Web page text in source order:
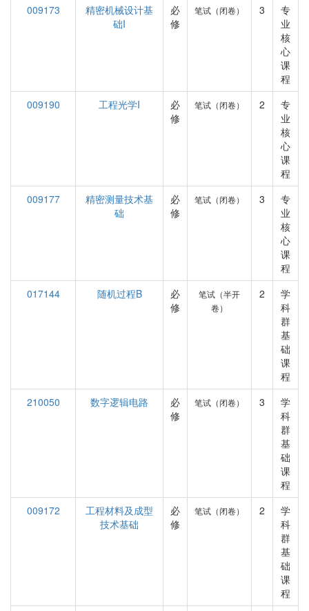
009173
精密机械设计基
础I
必
修
笔试（闭卷） 3
专
业
核
心
课
程
009190
工程光学I
必
修
笔试（闭卷） 2
专
业
核
心
课
程
009177
精密测量技术基
础
必
修
笔试（闭卷） 3
专
业
核
心
课
程
017144
随机过程B
必
修
笔试（半开
卷）
2
学
科
群
基
础
课
程
210050
数字逻辑电路
必
修
笔试（闭卷） 3
学
科
群
基
础
课
程
009172
工程材料及成型
技术基础
必
修
笔试（闭卷） 2
学
科
群
基
础
课
程